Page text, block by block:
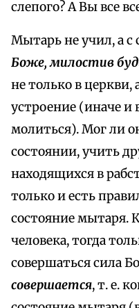
слепого? А Вы все
Мытарь не учил, а с
Боже, милостив
не только в церкви,
устроение (иначе и
молиться). Мог ли
состоянии, учить
находящихся в
только и есть
состояние мытаря.
человека, тогда
совершаться сила
совершается, т. е.